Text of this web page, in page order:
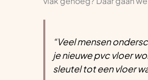
“Veel mensen
je nieuwe pvc vloer
sleutel tot een vloer